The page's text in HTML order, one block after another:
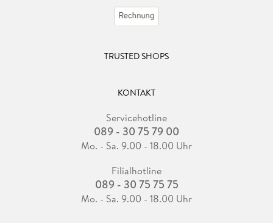
TRUSTED SHOPS
KONTAKT
Servicehotline
089 - 30 75 79 00
Mo. - Sa. 9.00 - 18.00 Uhr
Filialhotline
089 - 30 75 75 75
Mo. - Sa. 9.00 - 18.00 Uhr